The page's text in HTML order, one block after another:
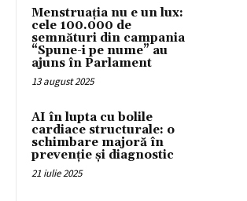
Menstruația nu e un lux:
cele 100.000 de
semnături din campania
“Spune-i pe nume” au
ajuns în Parlament
13 august 2025
AI în lupta cu bolile
cardiace structurale: o
schimbare majoră în
prevenție și diagnostic
21 iulie 2025